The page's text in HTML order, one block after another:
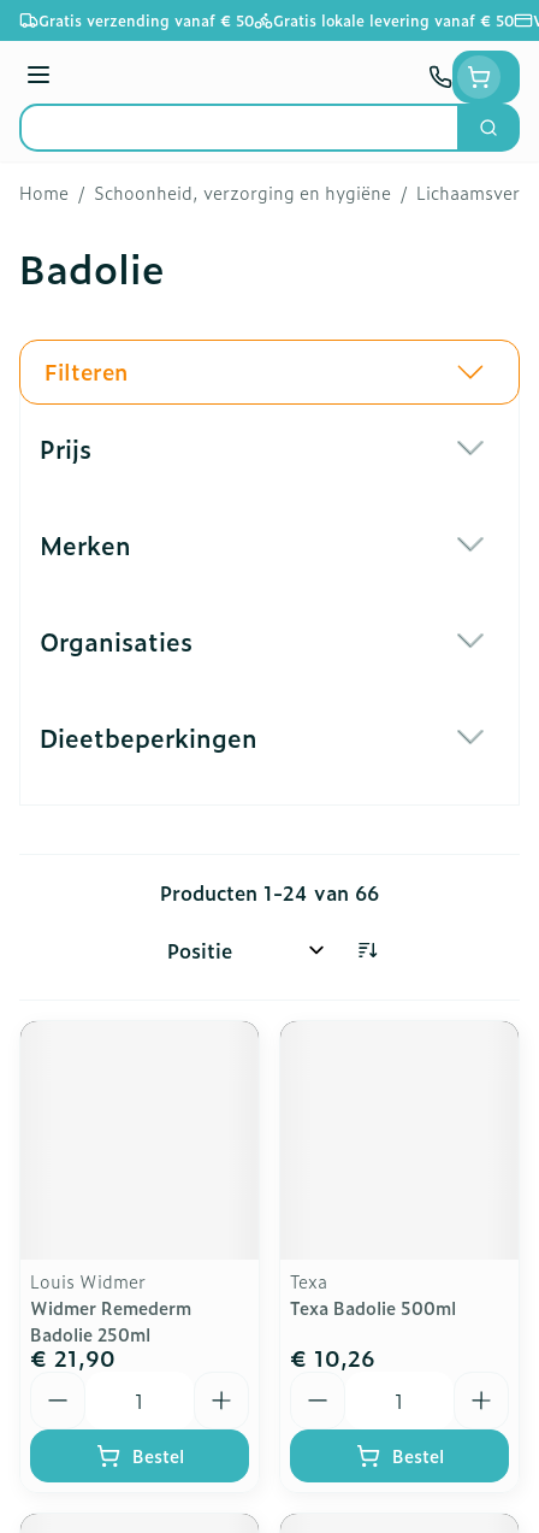
Ga naar de inhoud
Gratis verzending vanaf € 50 Gratis lokale levering vanaf € 50
Menu
Product, merk, categorie...
Zoek
Home / Schoonheid, verzorging en hygiëne /
Badolie
Filteren
Prijs
Merken
Organisaties
Dieetbeperkingen
Producten 1-24 van 66
Sorteer op:
Louis Widmer
Widmer Remederm
Badolie 250ml
€ 21,90
Bestel
Texa
Texa Badolie 500ml
€ 10,26
Bestel